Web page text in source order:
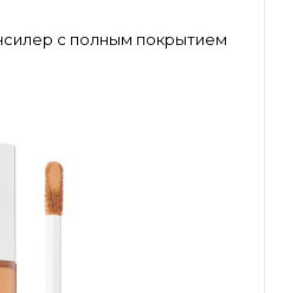
с полным покрытием